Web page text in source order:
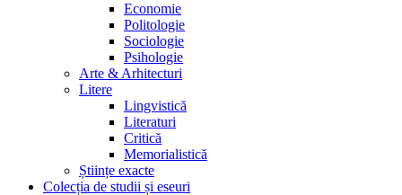
Economie
Politologie
Sociologie
Psihologie
Arte & Arhitecturi
Litere
Lingvistică
Literaturi
Critică
Memorialistică
Științe exacte
Colecția de studii și eseuri